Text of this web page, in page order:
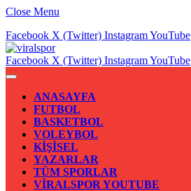
Close Menu
Facebook X (Twitter) InstagramYouTube
Facebook X (Twitter) InstagramYouTube
ANASAYFA
FUTBOL
BASKETBOL
VOLEYBOL
KİŞİSEL
YAZARLAR
TÜM SPORLAR
VİRALSPOR YOUTUBE